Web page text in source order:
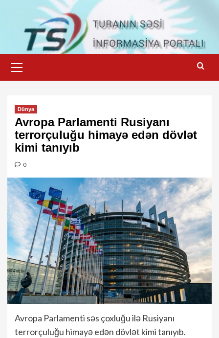
content
Menu
Dünya
Avropa Parlamenti Rusiyanı
terrorçuluğu himayə edən dövlət
kimi tanıyıb
0
Avropa Parlamenti səs çoxluğu ilə Rusiyanı
terrorçuluğu himayə edən dövlət kimi tanıyıb.